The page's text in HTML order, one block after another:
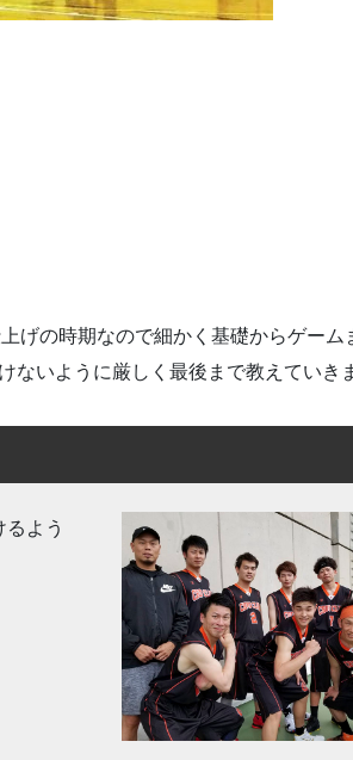
げの時期なので細かく基礎からゲーム
ないように厳しく最後まで教えていき
よう